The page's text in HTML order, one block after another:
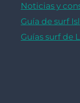
Noticias y
Guía de surf
Guías surf de